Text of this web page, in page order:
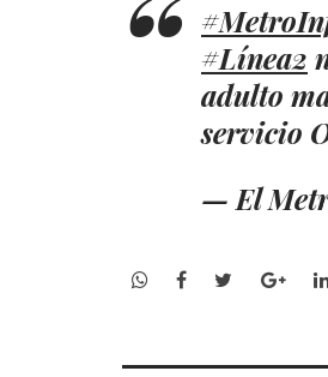
#Línea2
adulto
servicio
— El
WhatsApp
Facebook
Twitter